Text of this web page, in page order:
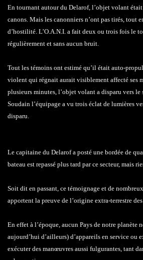
En tournant autour du Delarof, l’objet volant était
canons. Mais les canonniers n’ont pas tirés, tout
d’hostilité. L’O.A.N.I. a fait deux ou trois fois le
régulièrement et sans aucun bruit.
Tout les témoins ont estimé qu’il était auto-
violent qui régnait aurait visiblement affecté ses
plusieurs minutes, l’objet volant a disparu vers le
Soudain l’équipage a vu trois éclat de lumières
disparu.
Le capitaine du Delarof a posté une bordée de
bateau est repassé plus tard par ce secteur, mais
Soit dit en passant, ce témoignage et de
apportent la preuve de l’origine extra-terrestre
En effet à l’époque, aucun Pays de notre planète
aujourd’hui d’ailleurs) d’appareils en service ou
exécuter des manœuvres aussi fulgurantes, tant